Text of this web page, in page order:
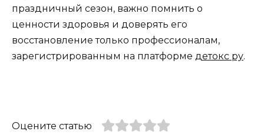
праздничный сезон, важно помнить о
ценности здоровья и доверять его
восстановление только профессионалам,
зарегистрированным на платформе детокс ру.
Оцените статью